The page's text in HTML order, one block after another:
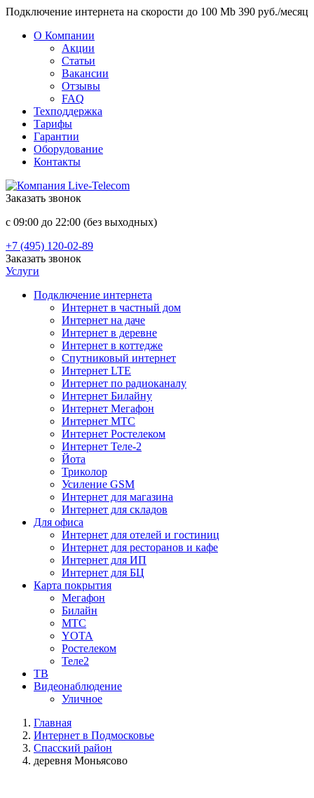
Подключение интернета на скорости до 100 Mb 390 руб./месяц
О Компании
Акции
Статьи
Вакансии
Отзывы
FAQ
Техподдержка
Тарифы
Гарантии
Оборудование
Контакты
Заказать звонок
с 09:00 до 22:00 (без выходных)
+7 (495) 120-02-89
Заказать звонок
Услуги
Подключение интернета
Интернет в частный дом
Интернет на даче
Интернет в деревне
Интернет в коттедже
Спутниковый интернет
Интернет LTE
Интернет по радиоканалу
Интернет Билайну
Интернет Мегафон
Интернет МТС
Интернет Ростелеком
Интернет Теле-2
Йота
Триколор
Усиление GSM
Интернет для магазина
Интернет для складов
Для офиса
Интернет для отелей и гостиниц
Интернет для ресторанов и кафе
Интернет для ИП
Интернет для БЦ
Карта покрытия
Мегафон
Билайн
МТС
YOTA
Ростелеком
Теле2
ТВ
Видеонаблюдение
Уличное
Главная
Интернет в Подмосковье
Спасский район
деревня Моньясово